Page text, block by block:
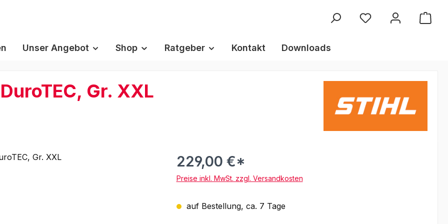
Unser Angebot Shop Ratgeber Kontakt Downloads
Gr. XXL
229,00 €*
Preise inkl. MwSt. zzgl. Versandkosten
auf Bestellung, ca. 7 Tage